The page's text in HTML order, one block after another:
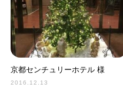
京都センチュリーホテル 様
2016.12.13